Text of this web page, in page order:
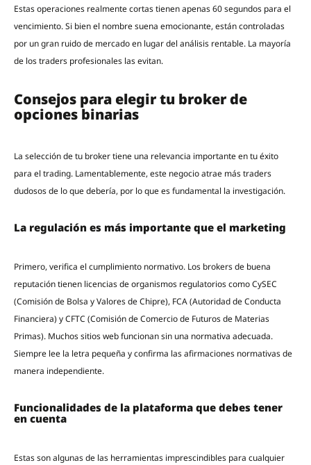
Estas operaciones realmente cortas tienen apenas 60 segundos para el
vencimiento. Si bien el nombre suena emocionante, están controladas
por un gran ruido de mercado en lugar del análisis rentable. La mayoría
de los traders profesionales las evitan.
Consejos para elegir tu broker de
opciones binarias
La selección de tu broker tiene una relevancia importante en tu éxito
para el trading. Lamentablemente, este negocio atrae más traders
dudosos de lo que debería, por lo que es fundamental la investigación.
La regulación es más importante que el marketing
Primero, verifica el cumplimiento normativo. Los brokers de buena
reputación tienen licencias de organismos regulatorios como CySEC
(Comisión de Bolsa y Valores de Chipre), FCA (Autoridad de Conducta
Financiera) y CFTC (Comisión de Comercio de Futuros de Materias
Primas). Muchos sitios web funcionan sin una normativa adecuada.
Siempre lee la letra pequeña y confirma las afirmaciones normativas de
manera independiente.
Funcionalidades de la plataforma que debes tener
en cuenta
Estas son algunas de las herramientas imprescindibles para cualquier